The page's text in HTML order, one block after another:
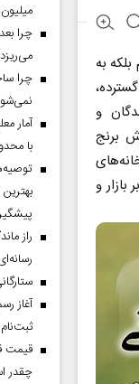
به
و
برنج
و
چرا
چرا
با
راز
ستارگانی
ثبت‌نام سماح
چقدر